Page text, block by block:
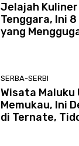
Jelajah
Tenggara, Ini
yang
SERBA-SERBI
Wisata Maluku
Memukau, Ini
di Ternate,